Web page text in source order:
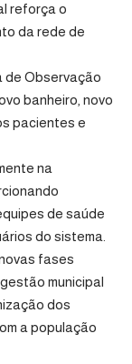
reforça o
da rede de
de Observação
banheiro, novo
pacientes e
na
de saúde
do sistema.
fases
municipal
dos
a população